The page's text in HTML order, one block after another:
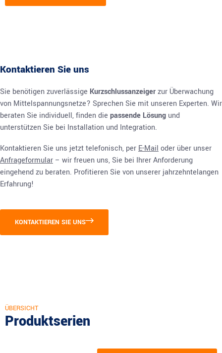
Kontaktieren Sie uns
Sie benötigen zuverlässige Kurzschlussanzeigerzur Überwachung
von Mittelspannungsnetze? Sprechen Sie mit unseren Experten. Wir
beraten Sie individuell, finden die passende Lösung und
unterstützen Sie bei Installation und Integration.
Kontaktieren Sie uns jetzt telefonisch, per E-Mail oder über unser
Anfrageformular – wir freuen uns, Sie bei Ihrer Anforderung
eingehend zu beraten. Profitieren Sie von unserer jahrzehntelangen
Erfahrung!
KONTAKTIEREN SIE UNS
ÜBERSICHT
Produktserien